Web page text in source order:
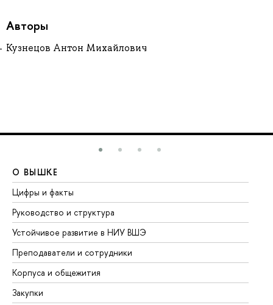
Авторы
Кузнецов Антон Михайлович
О ВЫШКЕ
Цифры и факты
Руководство и структура
Устойчивое развитие в НИУ ВШЭ
Преподаватели и сотрудники
Корпуса и общежития
Закупки